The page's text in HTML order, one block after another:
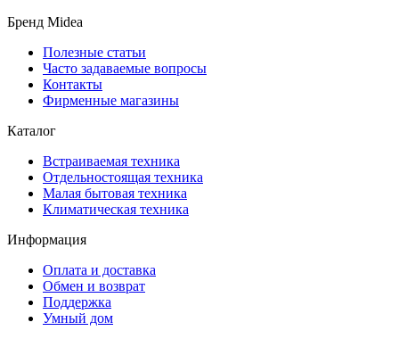
Бренд Midea
Полезные статьи
Часто задаваемые вопросы
Контакты
Фирменные магазины
Каталог
Встраиваемая техника
Отдельностоящая техника
Малая бытовая техника
Климатическая техника
Информация
Оплата и доставка
Обмен и возврат
Поддержка
Умный дом